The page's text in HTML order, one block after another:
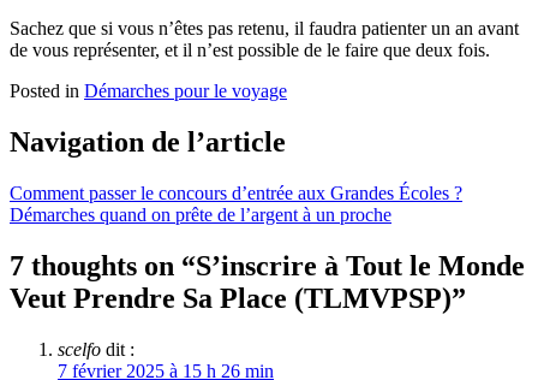
Sachez que si vous n’êtes pas retenu, il faudra patienter un an avant
de vous représenter, et il n’est possible de le faire que deux fois.
Posted in Démarches pour le voyage
Navigation de l’article
Comment passer le concours d’entrée aux Grandes Écoles ?
Démarches quand on prête de l’argent à un proche
7 thoughts on “S’inscrire à Tout le Monde
Veut Prendre Sa Place (TLMVPSP)”
scelfo dit :
7 février 2025 à 15 h 26 min